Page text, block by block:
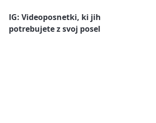
IG: Videoposnetki, ki jih
potrebujete z svoj posel